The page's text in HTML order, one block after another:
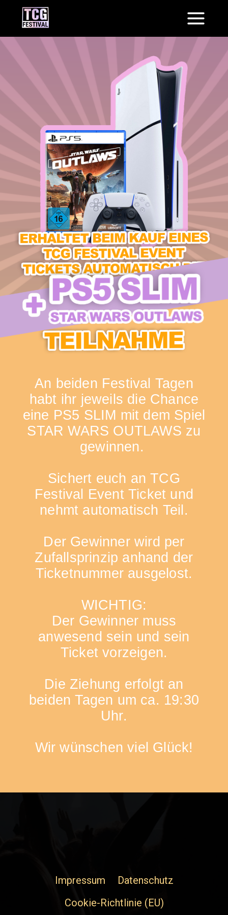
An beiden Festival Tagen
habt ihr jeweils die Chance
eine PS5 SLIM mit dem Spiel
STAR WARS OUTLAWS zu
gewinnen.
Sichert euch an TCG
Festival Event Ticket und
nehmt automatisch Teil.
Der Gewinner wird per
Zufallsprinzip anhand der
Ticketnummer ausgelost.
WICHTIG:
Der Gewinner muss
anwesend sein und sein
Ticket vorzeigen.
Die Ziehung erfolgt an
beiden Tagen um ca. 19:30
Uhr.
Wir wünschen viel Glück!
Impressum
Datenschutz
Cookie-Richtlinie (EU)